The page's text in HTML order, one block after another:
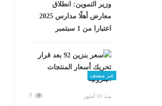
وزير التموين: انطلاق
معارض أهلًا مدارس 2025
اعتبارا من 1 سبتمبر
غير مصنف
منذ 10 أشهر 0